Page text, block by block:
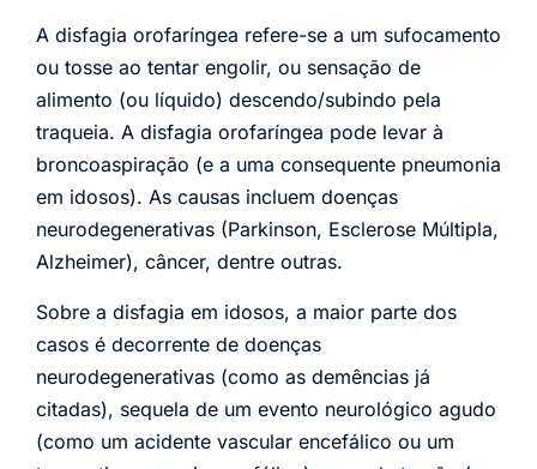
A disfagia orofaríngea refere-se a um sufocamento
ou tosse ao tentar engolir, ou sensação de
alimento (ou líquido) descendo/subindo pela
traqueia. A disfagia orofaríngea pode levar à
broncoaspiração (e a uma consequente pneumonia
em idosos). As causas incluem doenças
neurodegenerativas (Parkinson, Esclerose Múltipla,
Alzheimer), câncer, dentre outras.
Sobre a disfagia em idosos, a maior parte dos
casos é decorrente de doenças
neurodegenerativas (como as demências já
citadas), sequela de um evento neurológico agudo
(como um acidente vascular encefálico ou um